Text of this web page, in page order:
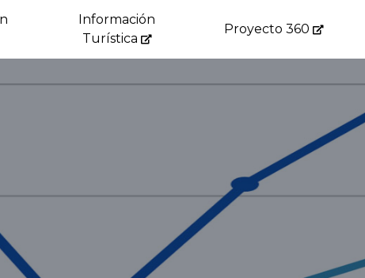
Información
Turística
Proyecto 360